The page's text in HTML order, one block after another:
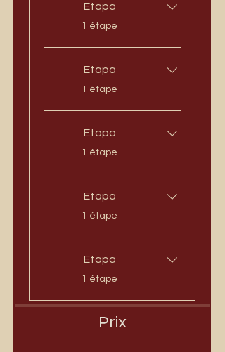
Etapa
.
1 étape
Etapa
.
1 étape
Etapa
.
1 étape
Etapa
.
1 étape
Etapa
.
1 étape
Prix